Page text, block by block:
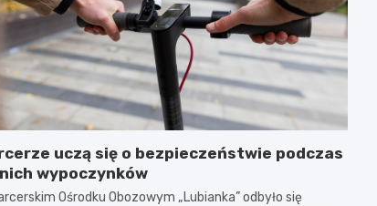
uczą się o bezpieczeństwie podczas
wypoczynków
Ośrodku Obozowym „Lubianka” odbyło się